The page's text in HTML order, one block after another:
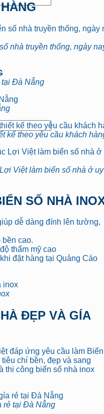
nhà truyền thống, ngày
tại Đà Nẵng
kế theo yêu cầu khách
Việt làm biển số nhà ở uy
SỐ NHÀ
dễ dàng đính lên tường,
bền cao.
thẩm mỹ cao
đặt hàng tại Quảng Cáo
đáp ứng yêu cầu làm Biển
chí bền, đẹp và sang
thi công biển số nhà inox
rẻ tại Đà Nẵng